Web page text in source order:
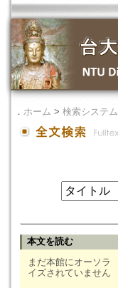
． ホーム > 検索システム
本文を読む
まだ本館にオーソラ
イズされていません